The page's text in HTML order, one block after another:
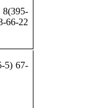
66-22
5) 67-